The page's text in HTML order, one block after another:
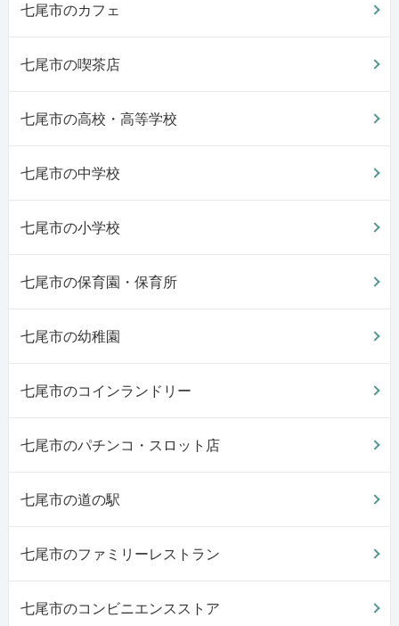
七尾市のカフェ
七尾市の喫茶店
七尾市の高校・高等学校
七尾市の中学校
七尾市の小学校
七尾市の保育園・保育所
七尾市の幼稚園
七尾市のコインランドリー
七尾市のパチンコ・スロット店
七尾市の道の駅
七尾市のファミリーレストラン
七尾市のコンビニエンスストア